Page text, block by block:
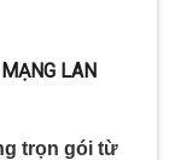
LAN
trọn gói từ